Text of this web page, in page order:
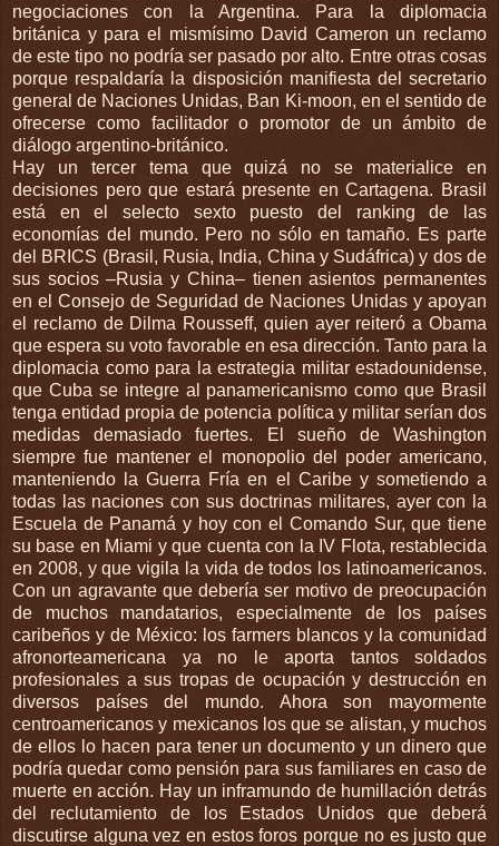
negociaciones con la Argentina. Para la diplomacia
británica y para el mismísimo David Cameron un reclamo
de este tipo no podría ser pasado por alto. Entre otras cosas
porque respaldaría la disposición manifiesta del secretario
general de Naciones Unidas, Ban Ki-moon, en el sentido de
ofrecerse como facilitador o promotor de un ámbito de
diálogo argentino-británico.
Hay un tercer tema que quizá no se materialice en
decisiones pero que estará presente en Cartagena. Brasil
está en el selecto sexto puesto del ranking de las
economías del mundo. Pero no sólo en tamaño. Es parte
del BRICS (Brasil, Rusia, India, China y Sudáfrica) y dos de
sus socios –Rusia y China– tienen asientos permanentes
en el Consejo de Seguridad de Naciones Unidas y apoyan
el reclamo de Dilma Rousseff, quien ayer reiteró a Obama
que espera su voto favorable en esa dirección. Tanto para la
diplomacia como para la estrategia militar estadounidense,
que Cuba se integre al panamericanismo como que Brasil
tenga entidad propia de potencia política y militar serían dos
medidas demasiado fuertes. El sueño de Washington
siempre fue mantener el monopolio del poder americano,
manteniendo la Guerra Fría en el Caribe y sometiendo a
todas las naciones con sus doctrinas militares, ayer con la
Escuela de Panamá y hoy con el Comando Sur, que tiene
su base en Miami y que cuenta con la IV Flota, restablecida
en 2008, y que vigila la vida de todos los latinoamericanos.
Con un agravante que debería ser motivo de preocupación
de muchos mandatarios, especialmente de los países
caribeños y de México: los farmers blancos y la comunidad
afronorteamericana ya no le aporta tantos soldados
profesionales a sus tropas de ocupación y destrucción en
diversos países del mundo. Ahora son mayormente
centroamericanos y mexicanos los que se alistan, y muchos
de ellos lo hacen para tener un documento y un dinero que
podría quedar como pensión para sus familiares en caso de
muerte en acción. Hay un inframundo de humillación detrás
del reclutamiento de los Estados Unidos que deberá
discutirse alguna vez en estos foros porque no es justo que